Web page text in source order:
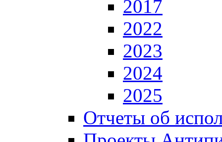
2017
2022
2023
2024
2025
Отчеты об